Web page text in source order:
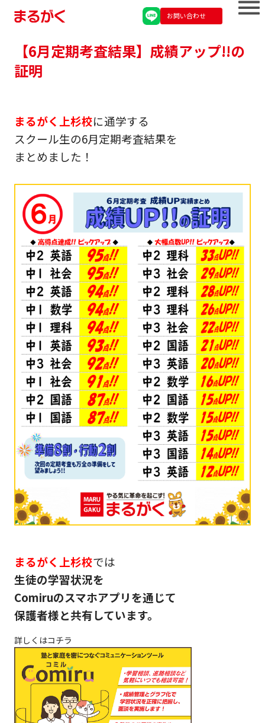
お問い合わせ
【6月定期考査結果】成績アップ!!の
証明
まるがく上杉校に通学する
スクール生の6月定期考査結果を
まとめました！
まるがく上杉校では
生徒の学習状況を
Comiruのスマホアプリを通じて
保護者様と共有しています。
詳しくはコチラ